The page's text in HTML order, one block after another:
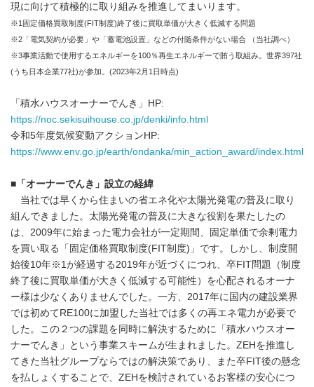
現に向けて積極的に取り組みを推進してまいります。
※1固定価格買取制度(FIT制度)終了後に買取単価が大きく低減する問題
※2「電気契約が必要」や「蓄電池設置」などの付随条件がない場合 （当社調べ）
※3事業活動で使用するエネルギーを100％再生エネルギーで賄う取組み。世界397社
(うち日本企業77社)が参加。(2023年2月1日時点)
「積水ハウスオーナーでんき」HP:
https://noc.sekisuihouse.co.jp/denki/info.html
令和5年度気候変動アクションHP:
https://www.env.go.jp/earth/ondanka/min_action_award/index.html
■ 「オーナーでんき」設立の経緯
当社では早くから住まいの省エネ化や太陽光発電の普及に取り
組んできました。太陽光発電の普及に大きな役割を果たしたの
は、2009年に始まった電力会社が一定期間、固定単価で余剰電力
を買い取る「固定価格買取制度(FIT制度)」です。しかし、制度開
始後10年※1が経過する2019年が近づくにつれ、卒FIT問題（制度
終了後に買取単価が大きく低減する可能性）を心配されるオーナ
ー様は少なくありませんでした。一方、2017年に国内の建設業界
では初めてRE100に加盟した当社では多くの再エネ電力が必要で
した。この２つの課題を同時に解決するために「積水ハウスオー
ナーでんき」という事業スキームが生まれました。ZEHを推進し
てきた当社グループならではの解決策であり、また卒FIT後の懸念
を払しょくすることで、ZEHを検討されているお客様の安心につ